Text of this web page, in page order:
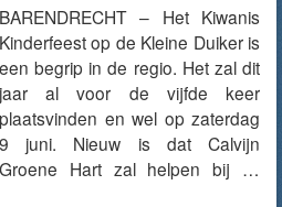
BARENDRECHT – Het Kiwanis
Kinderfeest op de Kleine Duiker is
een begrip in de regio. Het zal dit
jaar al voor de vijfde keer
plaatsvinden en wel op zaterdag
9 juni. Nieuw is dat Calvijn
Groene Hart zal helpen bij …